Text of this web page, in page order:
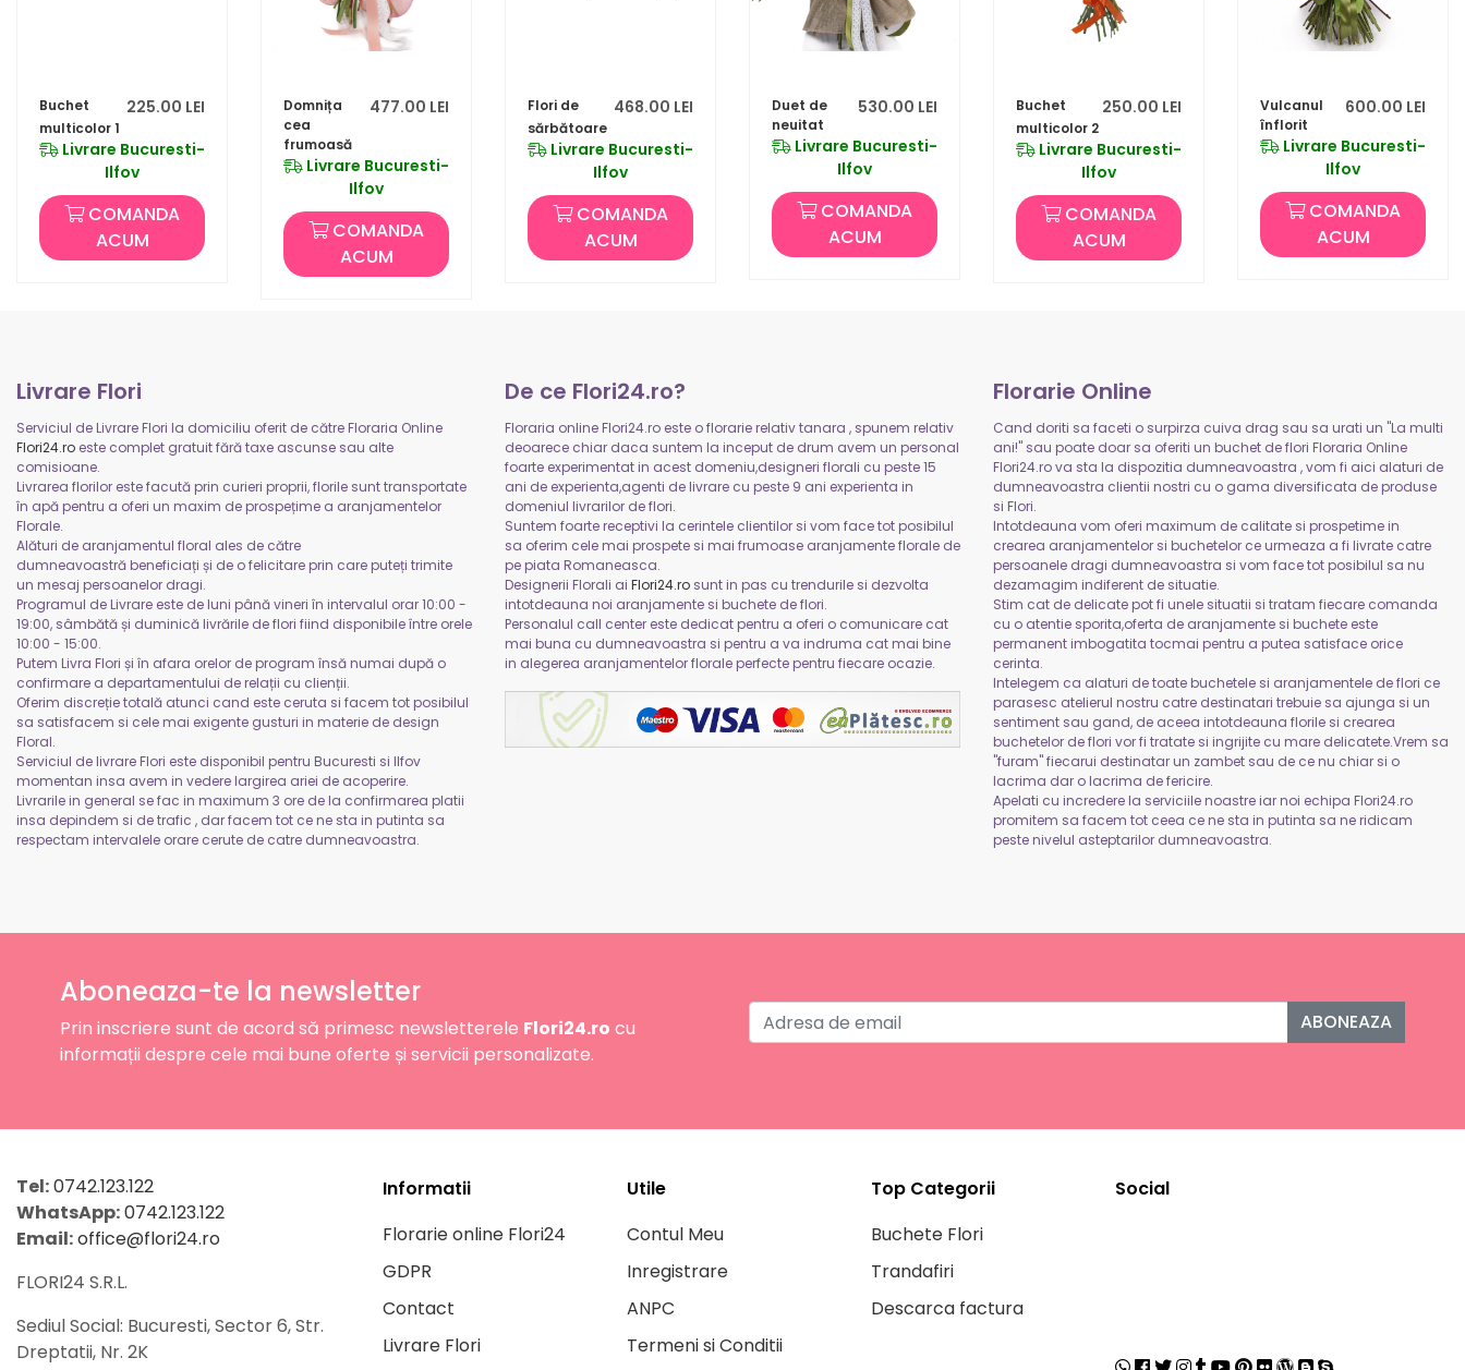
225.00 LEI
Buchet
multicolor 1
Livrare Bucuresti-
Ilfov
COMANDA
ACUM
477.00 LEI
Domnița
cea
frumoasă
Livrare Bucuresti-
Ilfov
COMANDA
ACUM
468.00 LEI
Flori de
sărbătoare
Livrare Bucuresti-
Ilfov
COMANDA
ACUM
530.00 LEI
Duet de
neuitat
Livrare Bucuresti-
Ilfov
COMANDA
ACUM
250.00 LEI
Buchet
multicolor 2
Livrare Bucuresti-
Ilfov
COMANDA
ACUM
600.00 LEI
Vulcanul
înflorit
Livrare Bucuresti-
Ilfov
COMANDA
ACUM
Livrare Flori
Serviciul de Livrare Flori la domiciliu oferit de către Floraria Online
Flori24.ro este complet gratuit fără taxe ascunse sau alte
comisioane.
Livrarea florilor este facută prin curieri proprii, florile sunt transportate
în apă pentru a oferi un maxim de prospețime a aranjamentelor
Florale.
Alături de aranjamentul floral ales de către
dumneavoastră beneficiați și de o felicitare prin care puteți trimite
un mesaj persoanelor dragi.
Programul de Livrare este de luni până vineri în intervalul orar 10:00 -
19:00, sâmbătă și duminică livrările de flori fiind disponibile între orele
10:00 - 15:00.
Putem Livra Flori și în afara orelor de program însă numai după o
confirmare a departamentului de relații cu clienții.
Oferim discreție totală atunci cand este ceruta si facem tot posibilul
sa satisfacem si cele mai exigente gusturi in materie de design
Floral.
Serviciul de livrare Flori este disponibil pentru Bucuresti si Ilfov
momentan insa avem in vedere largirea ariei de acoperire.
Livrarile in general se fac in maximum 3 ore de la confirmarea platii
insa depindem si de trafic , dar facem tot ce ne sta in putinta sa
respectam intervalele orare cerute de catre dumneavoastra.
De ce Flori24.ro?
Floraria online Flori24.ro este o florarie relativ tanara , spunem relativ
deoarece chiar daca suntem la inceput de drum avem un personal
foarte experimentat in acest domeniu,designeri florali cu peste 15
ani de experienta,agenti de livrare cu peste 9 ani experienta in
domeniul livrarilor de flori.
Suntem foarte receptivi la cerintele clientilor si vom face tot posibilul
sa oferim cele mai prospete si mai frumoase aranjamente florale de
pe piata Romaneasca.
Designerii Florali ai Flori24.ro sunt in pas cu trendurile si dezvolta
intotdeauna noi aranjamente si buchete de flori.
Personalul call center este dedicat pentru a oferi o comunicare cat
mai buna cu dumneavoastra si pentru a va indruma cat mai bine
in alegerea aranjamentelor florale perfecte pentru fiecare ocazie.
Florarie Online
Cand doriti sa faceti o surpirza cuiva drag sau sa urati un "La multi
ani!" sau poate doar sa oferiti un buchet de flori Floraria Online
Flori24.ro va sta la dispozitia dumneavoastra , vom fi aici alaturi de
dumneavoastra clientii nostri cu o gama diversificata de produse
si Flori.
Intotdeauna vom oferi maximum de calitate si prospetime in
crearea aranjamentelor si buchetelor ce urmeaza a fi livrate catre
persoanele dragi dumneavoastra si vom face tot posibilul sa nu
dezamagim indiferent de situatie.
Stim cat de delicate pot fi unele situatii si tratam fiecare comanda
cu o atentie sporita,oferta de aranjamente si buchete este
permanent imbogatita tocmai pentru a putea satisface orice
cerinta.
Intelegem ca alaturi de toate buchetele si aranjamentele de flori ce
parasesc atelierul nostru catre destinatari trebuie sa ajunga si un
sentiment sau gand, de aceea intotdeauna florile si crearea
buchetelor de flori vor fi tratate si ingrijite cu mare delicatete.Vrem sa
"furam" fiecarui destinatar un zambet sau de ce nu chiar si o
lacrima dar o lacrima de fericire.
Apelati cu incredere la serviciile noastre iar noi echipa Flori24.ro
promitem sa facem tot ceea ce ne sta in putinta sa ne ridicam
peste nivelul asteptarilor dumneavoastra.
Aboneaza-te la newsletter
Prin inscriere sunt de acord să primesc newsletterele Flori24.ro cu
informații despre cele mai bune oferte și servicii personalizate.
ABONEAZA
Tel:0742.123.122
WhatsApp:0742.123.122
Email:office@flori24.ro
FLORI24 S.R.L.
Sediul Social: Bucuresti, Sector 6, Str.
Dreptatii, Nr. 2K
Informatii
Florarie online Flori24
GDPR
Contact
Livrare Flori
Utile
Contul Meu
Inregistrare
ANPC
Termeni si Conditii
Top Categorii
Buchete Flori
Trandafiri
Descarca factura
Social